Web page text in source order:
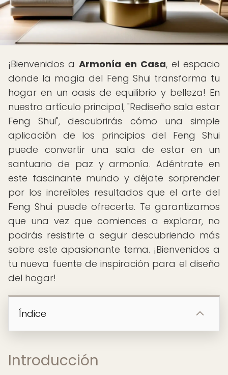
¡Bienvenidos a Armonía en Casa, el espacio
donde la magia del Feng Shui transforma tu
hogar en un oasis de equilibrio y belleza! En
nuestro artículo principal, "Rediseño sala estar
Feng Shui", descubrirás cómo una simple
aplicación de los principios del Feng Shui
puede convertir una sala de estar en un
santuario de paz y armonía. Adéntrate en
este fascinante mundo y déjate sorprender
por los increíbles resultados que el arte del
Feng Shui puede ofrecerte. Te garantizamos
que una vez que comiences a explorar, no
podrás resistirte a seguir descubriendo más
sobre este apasionante tema. ¡Bienvenidos a
tu nueva fuente de inspiración para el diseño
del hogar!
Índice
Introducción